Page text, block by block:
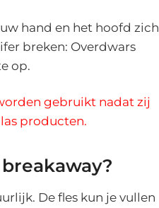
hand en het hoofd zich
breken: Overdwars
op.
gebruikt nadat zij
producten.
De fles kun je vullen